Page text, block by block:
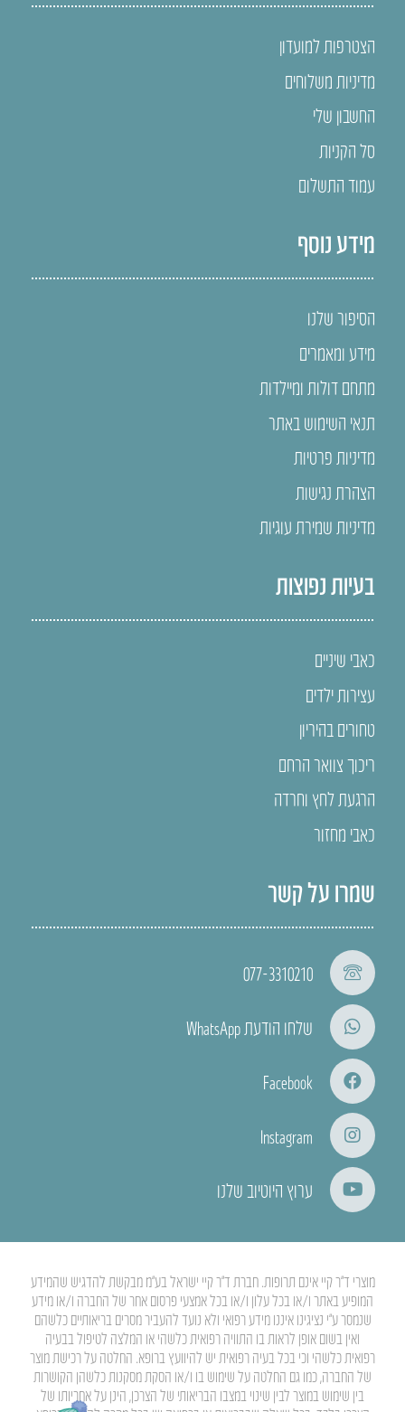
הצטרפות למועדון
מדיניות משלוחים
החשבון שלי
סל הקניות
עמוד התשלום
מידע נוסף
הסיפור שלנו
מידע ומאמרים
מתחם דולות ומיילדות
תנאי השימוש באתר
מדיניות פרטיות
הצהרת נגישות
מדיניות שמירת עוגיות
בעיות נפוצות
כאבי שיניים
עצירות ילדים
טחורים בהיריון
ריכוך צוואר הרחם
הרגעת לחץ וחרדה
כאבי מחזור
שמרו על קשר
077-3310210
שלחו הודעת WhatsApp
Facebook
Instagram
ערוץ היוטיוב שלנו
מוצרי ד”ר קיי אינם תרופות. חברת ד”ר קיי ישראל בע”מ מבקשת להדגיש שהמידע
המופיע באתר ו/או בכל עלון ו/או בכל אמצעי פרסום אחר של החברה ו/או מידע
שנמסר ע”י נציגינו איננו מידע רפואי ולא נועד להעביר מסרים בריאותיים כלשהם
ואין בשום אופן לראות בו התוויה רפואית כלשהי או המלצה לטיפול בבעיה
רפואית כלשהי וכי בכל בעיה רפואית יש להיוועץ ברופא. החלטה על רכישת מוצר
של החברה, כמו גם החלטה על שימוש בו ו/או הסקת מסקנות כלשהן הקושרות
בין שימוש במוצר לבין שינוי במצבו הבריאותי של הצרכן, הינן על אחריותו של